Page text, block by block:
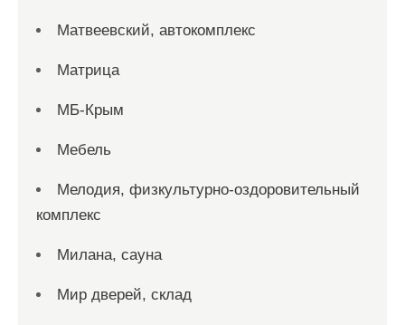
Матвеевский, автокомплекс
Матрица
МБ-Крым
Мебель
Мелодия, физкультурно-оздоровительный
комплекс
Милана, сауна
Мир дверей, склад